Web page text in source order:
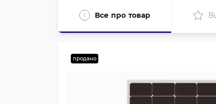
Все про товар
продано